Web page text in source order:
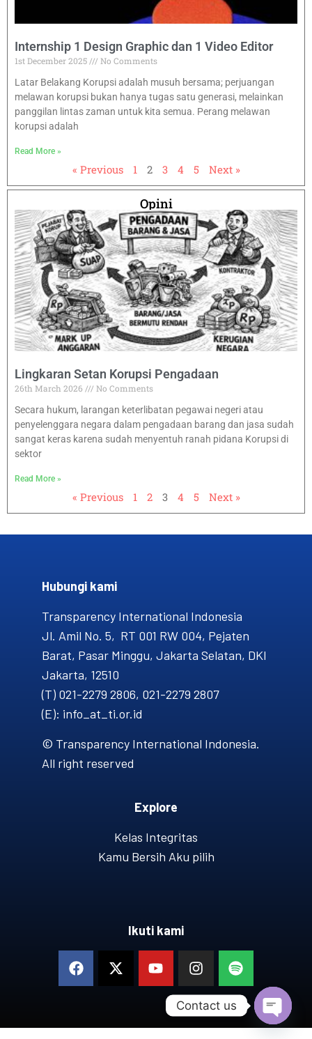
Internship 1 Design Graphic dan 1 Video Editor
1st December 2025
No Comments
Latar Belakang Korupsi adalah musuh bersama; perjuangan
melawan korupsi bukan hanya tugas satu generasi, melainkan
panggilan lintas zaman untuk kita semua. Perang melawan
korupsi adalah
Read More »
« Previous 1 2 3 4 5 Next »
Opini
Lingkaran Setan Korupsi Pengadaan
26th March 2026
No Comments
Secara hukum, larangan keterlibatan pegawai negeri atau
penyelenggara negara dalam pengadaan barang dan jasa sudah
sangat keras karena sudah menyentuh ranah pidana Korupsi di
sektor
Read More »
« Previous 1 2 3 4 5 Next »
Hubungi kami​
Transparency International Indonesia
Jl. Amil No. 5, RT 001 RW 004, Pejaten
Barat, Pasar Minggu, Jakarta Selatan, DKI
Jakarta, 12510
(T) 021-2279 2806, 021-2279 2807
(E): info_at_ti.or.id
© Transparency International Indonesia.
All right reserved
Explore
Kelas Integritas
Kamu Bersih Aku pilih
Ikuti kami
Contact us
OPEN